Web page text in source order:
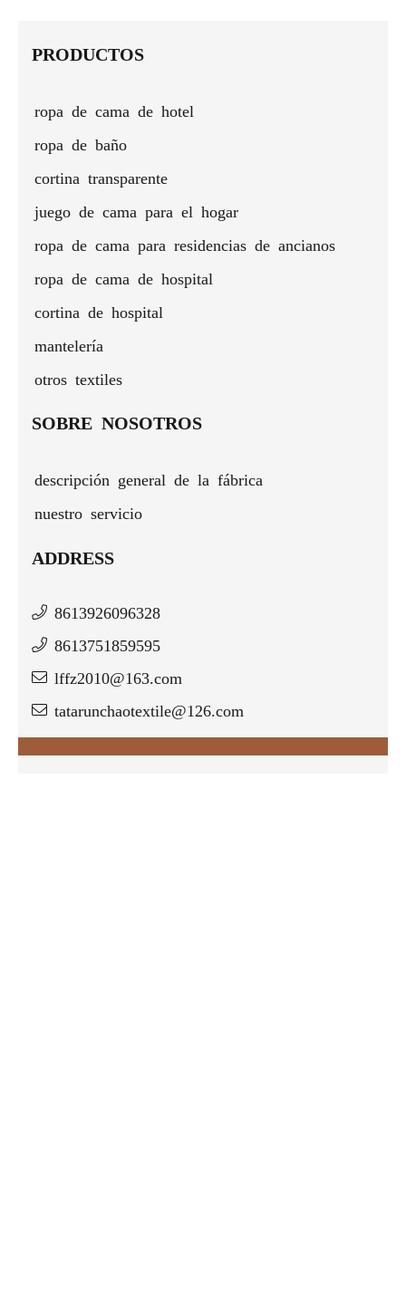
de
aislamiento
para
PRODUCTOS
ropa de cama de hotel
ropa de baño
cortina transparente
juego de cama para el hogar
ropa de cama para residencias de ancianos
ropa de cama de hospital
cortina de hospital
mantelería
otros textiles
SOBRE NOSOTROS
descripción general de la fábrica
nuestro servicio
ADDRESS
8613926096328
8613751859595
lffz2010@163.com
tatarunchaotextile@126.com